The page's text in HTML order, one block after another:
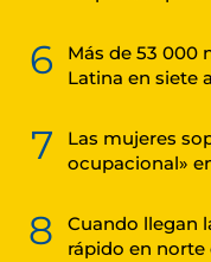
6
Más de 53 000
Latina en siete
7
Las mujeres
ocupacional»
8
Cuando llegan
rápido en norte